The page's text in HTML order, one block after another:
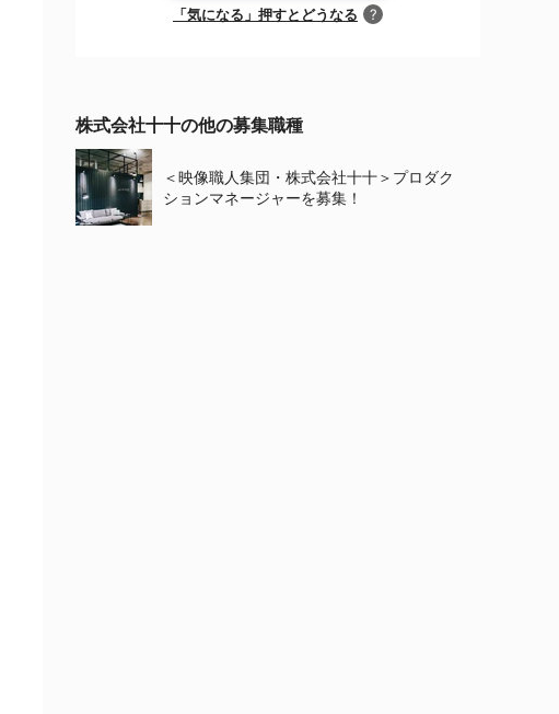
「気になる」押すとどうなる ?
キャリアアドバイザーと面談済みの方
のオファー
株式会社十十の他の募集職種
＜映像職人集団・株式会社十十＞プロダク
ションマネージャーを募集！